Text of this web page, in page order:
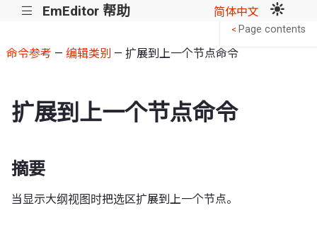
||| EmEditor 帮助 简体中文
命令参考 — 编辑类别 — 扩展到上一个节点命令
扩展到上一个节点命令
摘要
当显示大纲视图时把选区扩展到上一个节点。
< Page contents